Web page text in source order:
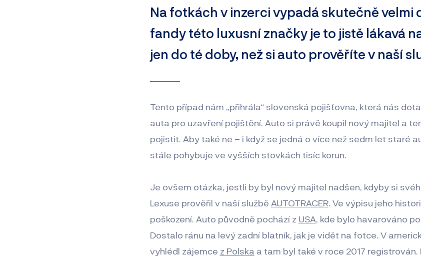
Na fotkách v inzerci vypadá skutečně velmi
fandy této luxusní značky je to jistě lákavá
jen do té doby, než si auto prověříte v naší
Tento případ nám „přihrála“ slovenská pojišťovna, která nás
auta pro uzavření pojištění. Auto si právě koupil nový majitel a
pojistit. Aby také ne – i když se jedná o více než sedm let staré
stále pohybuje ve vyšších stovkách tisíc korun.
Je ovšem otázka, jestli by byl nový majitel nadšen, kdyby si
Lexuse prověřil v naší službě AUTOTRACER. Ve výpisu jeho
poškození. Auto původně pochází z USA, kde bylo havarováno
Dostalo ránu na levý zadní blatník, jak je vidět na fotce. V
vyhlédl zájemce z Polska a tam byl také v roce 2017